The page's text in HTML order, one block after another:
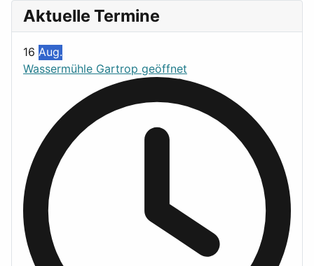
Aktuelle Termine
16 Aug.
Wassermühle Gartrop geöffnet